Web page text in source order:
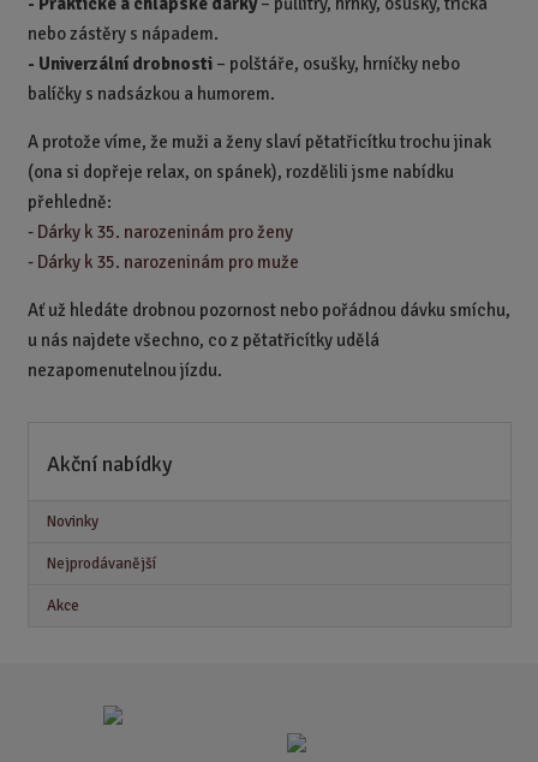
nebo zástěry s nápadem.
- Univerzální drobnosti– polštáře, osušky, hrníčky nebo
balíčky s nadsázkou a humorem.
A protože víme, že muži a ženy slaví pětatřicítku trochu jinak
(ona si dopřeje relax, on spánek), rozdělili jsme nabídku
přehledně:
- Dárky k 35. narozeninám pro ženy
- Dárky k 35. narozeninám pro muže
Ať už hledáte drobnou pozornost nebo pořádnou dávku smíchu,
u nás najdete všechno, co z pětatřicítky udělá
nezapomenutelnou jízdu.
Akční nabídky
Novinky
Nejprodávanější
Akce